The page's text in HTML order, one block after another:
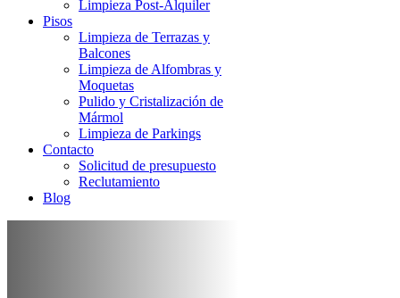
Limpieza Post-Alquiler
Pisos
Limpieza de Terrazas y
Balcones
Limpieza de Alfombras y
Moquetas
Pulido y Cristalización de
Mármol
Limpieza de Parkings
Contacto
Solicitud de presupuesto
Reclutamiento
Blog